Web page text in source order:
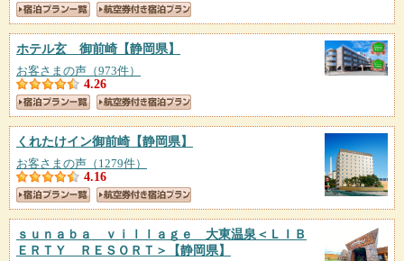
ホテル玄 御前崎 【静岡県】
お客さまの声（973件）
4.26
くれたけイン御前崎 【静岡県】
お客さまの声（1279件）
4.16
ｓｕｎａｂａ ｖｉｌｌａｇｅ 大東温泉＜ＬＩＢ
ＥＲＴＹ ＲＥＳＯＲＴ＞
【静岡県】